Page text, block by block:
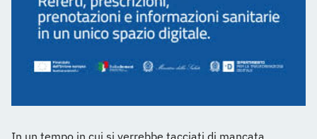
In un tempo in cui si verrebbe tacciati di mancata